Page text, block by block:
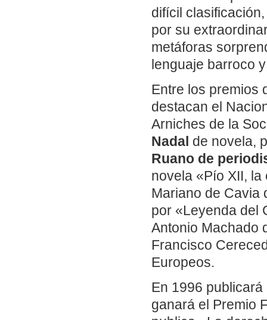
difícil
por su
metáforas
lenguaje barroco
Entre los premios
destacan el
Arniches de la
Nadal de novela,
Ruano de
novela «Pío XII,
Mariano de Cavia
por «Leyenda del
Antonio Machado
Francisco
Europeos.
En 1996
ganará el Premio